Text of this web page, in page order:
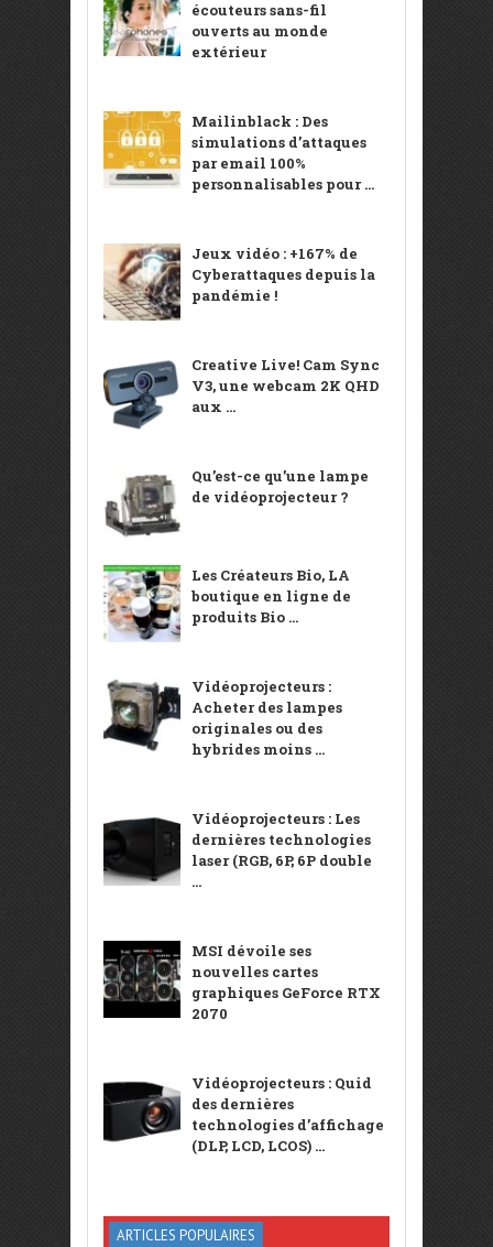
écouteurs sans-fil
ouverts au monde
extérieur
Mailinblack : Des
simulations d’attaques
par email 100%
personnalisables pour ...
Jeux vidéo : +167% de
Cyberattaques depuis la
pandémie !
Creative Live! Cam Sync
V3, une webcam 2K QHD
aux ...
Qu’est-ce qu’une lampe
de vidéoprojecteur ?
Les Créateurs Bio, LA
boutique en ligne de
produits Bio ...
Vidéoprojecteurs :
Acheter des lampes
originales ou des
hybrides moins ...
Vidéoprojecteurs : Les
dernières technologies
laser (RGB, 6P, 6P double
...
MSI dévoile ses
nouvelles cartes
graphiques GeForce RTX
2070
Vidéoprojecteurs : Quid
des dernières
technologies d’affichage
(DLP, LCD, LCOS) ...
ARTICLES POPULAIRES